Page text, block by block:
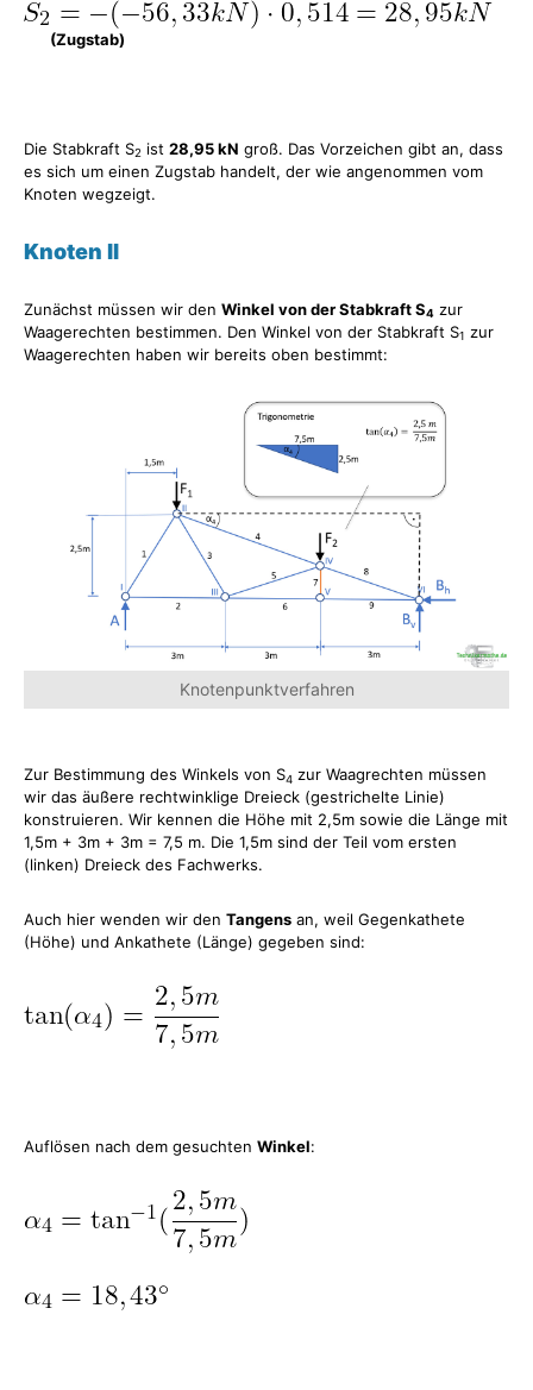
(Zugstab)
Die Stabkraft S2 ist 28,95 kN groß. Das Vorzeichen gibt an, dass
es sich um einen Zugstab handelt, der wie angenommen vom
Knoten wegzeigt.
Knoten II
Zunächst müssen wir den Winkel von der Stabkraft S4 zur
Waagerechten bestimmen. Den Winkel von der Stabkraft S1 zur
Waagerechten haben wir bereits oben bestimmt:
Knotenpunktverfahren
Zur Bestimmung des Winkels von S4 zur Waagrechten müssen
wir das äußere rechtwinklige Dreieck (gestrichelte Linie)
konstruieren. Wir kennen die Höhe mit 2,5m sowie die Länge mit
1,5m + 3m + 3m = 7,5 m. Die 1,5m sind der Teil vom ersten
(linken) Dreieck des Fachwerks.
Auch hier wenden wir den Tangens an, weil Gegenkathete
(Höhe) und Ankathete (Länge) gegeben sind:
Auflösen nach dem gesuchten Winkel: